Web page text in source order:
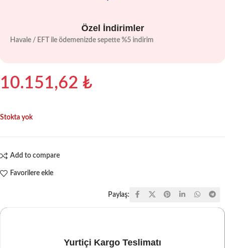
Özel İndirimler
Havale / EFT ile ödemenizde sepette %5 indirim
10.151,62 ₺
Stokta yok
Add to compare
Favorilere ekle
Paylaş:
Yurtiçi Kargo Teslimatı